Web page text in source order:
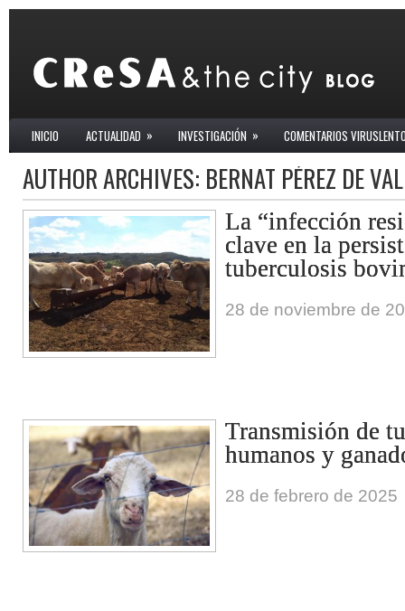
INICIO ACTUALIDAD » INVESTIGACIÓN » COMENTARIOS
AUTHOR ARCHIVES: BERNAT PÉREZ DE VAL
La “infección
clave en la
tuberculosis
28 de noviembre de
Transmisión de
humanos y
28 de febrero de 2025